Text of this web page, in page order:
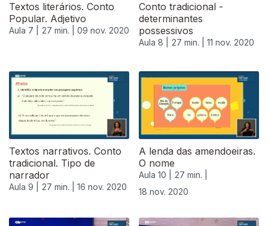
Textos literários. Conto
Popular. Adjetivo
Aula 7 | 27 min. | 09 nov. 2020
Conto tradicional -
determinantes
possessivos
Aula 8 | 27 min. | 11 nov. 2020
Textos narrativos. Conto
tradicional. Tipo de
narrador
Aula 9 | 27 min. | 16 nov. 2020
A lenda das amendoeiras.
O nome
Aula 10 |
27 min. |
18 nov. 2020
508177